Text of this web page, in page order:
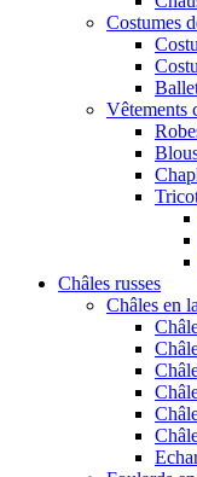
Costumes
Vêtements
Châles russes
Châles en